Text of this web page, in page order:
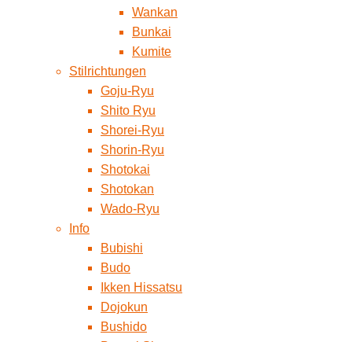
Wankan
Bunkai
Kumite
Stilrichtungen
Goju-Ryu
Shito Ryu
Shorei-Ryu
Shorin-Ryu
Shotokai
Shotokan
Wado-Ryu
Info
Bubishi
Budo
Ikken Hissatsu
Dojokun
Bushido